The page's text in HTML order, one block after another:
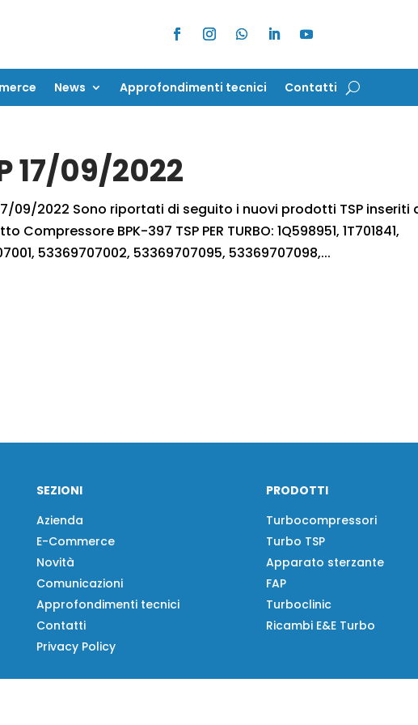
News Approfondimenti tecnici Contatti
News Approfondimenti tecnici Contatti
17/09/2022
09/2022 Sono riportati di seguito i nuovi prodotti TSP inseriti
BPK-397 TSP PER TURBO: 1Q598951, 1T701841,
53369707002, 53369707095, 53369707098,...
SEZIONI
Azienda
E-Commerce
Novità
Comunicazioni
Approfondimenti tecnici
Contatti
Privacy Policy
PRODOTTI
Turbocompressori
Turbo TSP
Apparato sterzante
FAP
Turboclinic
Ricambi E&E Turbo